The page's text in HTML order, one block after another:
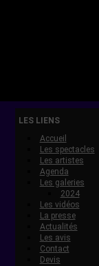
LES LIENS
Accueil
Les spectacles
Les artistes
Agenda
Les galeries
2024
Les vidéos
La presse
Actualités
Les avis
Contact
Devis